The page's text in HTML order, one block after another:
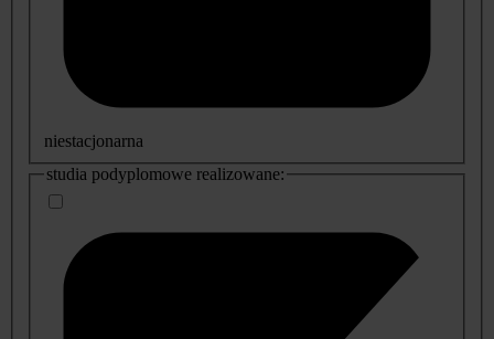
niestacjonarna
studia podyplomowe realizowane: